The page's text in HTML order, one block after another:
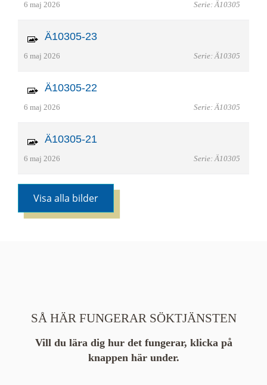
6 maj 2026 Serie: Ä10305
Ä10305-23
6 maj 2026 Serie: Ä10305
Ä10305-22
6 maj 2026 Serie: Ä10305
Ä10305-21
6 maj 2026 Serie: Ä10305
Visa alla bilder
SÅ HÄR FUNGERAR SÖKTJÄNSTEN
Vill du lära dig hur det fungerar, klicka på
knappen här under.